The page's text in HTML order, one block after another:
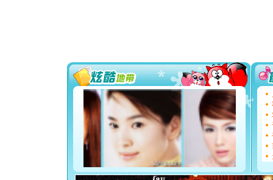
你太多，
要平安
[圣诞节]
能正大
天都要快
[圣诞节]
如意,快
[元旦]
看
断电。
你是我
[元旦]